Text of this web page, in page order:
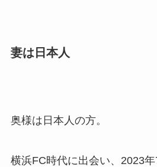
妻は日本人
奥様は日本人の方。
横浜FC時代に出会い、2023